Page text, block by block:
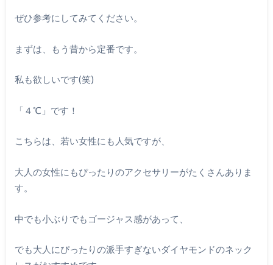
ぜひ参考にしてみてください。
まずは、もう昔から定番です。
私も欲しいです(笑)
「４℃」です！
こちらは、若い女性にも人気ですが、
大人の女性にもぴったりのアクセサリーがたくさんありま
す。
中でも小ぶりでもゴージャス感があって、
でも大人にぴったりの派手すぎないダイヤモンドのネック